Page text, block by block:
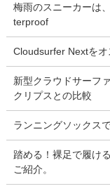
梅雨のスニーカーは
terproof
Cloudsurfer Nextをオ
新型クラウドサーフ
クリプスとの比較
ランニングソックス
踏める！裸足で履け
ご紹介。